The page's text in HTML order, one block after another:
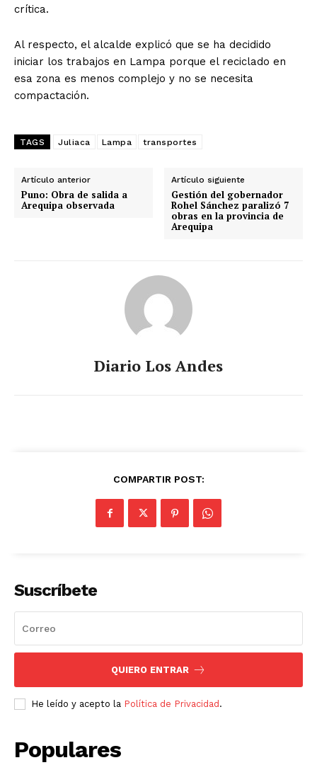
crítica.
Al respecto, el alcalde explicó que se ha decidido
iniciar los trabajos en Lampa porque el reciclado en
esa zona es menos complejo y no se necesita
compactación.
TAGS Juliaca Lampa transportes
Artículo anterior
Puno: Obra de salida a
Arequipa observada
Artículo siguiente
Gestión del gobernador
Rohel Sánchez paralizó 7
obras en la provincia de
Arequipa
Diario Los Andes
COMPARTIR POST:
Suscríbete
QUIERO ENTRAR
He leído y acepto la Política de Privacidad .
Populares